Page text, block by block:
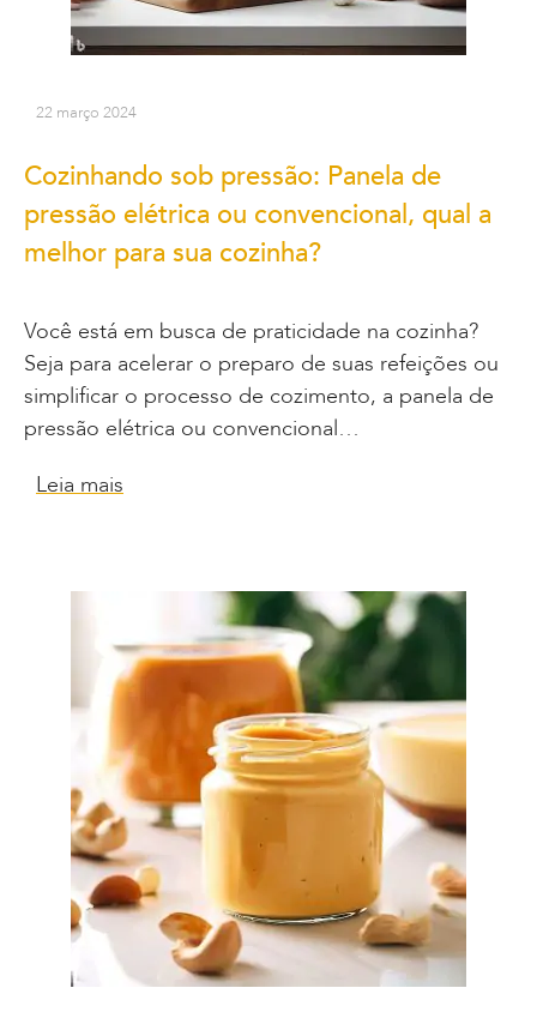
22 março 2024
Cozinhando sob pressão: Panela de
pressão elétrica ou convencional, qual a
melhor para sua cozinha?
Você está em busca de praticidade na cozinha?
Seja para acelerar o preparo de suas refeições ou
simplificar o processo de cozimento, a panela de
pressão elétrica ou convencional…
Leia mais